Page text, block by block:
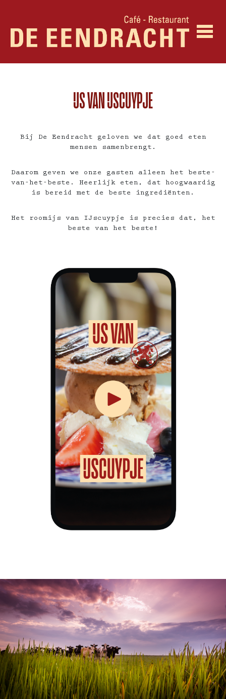
IJS VAN IJSCUYPJE
Bij De Eendracht geloven we dat goed eten
mensen samenbrengt.
Daarom geven we onze gasten alleen het beste-
van-het-beste. Heerlijk eten, dat hoogwaardig
is bereid met de beste ingrediënten.
Het roomijs van IJscuypje is precies dat, het
beste van het beste!